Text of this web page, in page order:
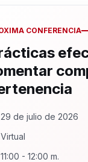
CONFERENCIA
29 de julio de 2026
Virtual
11:00 - 12:00 m.